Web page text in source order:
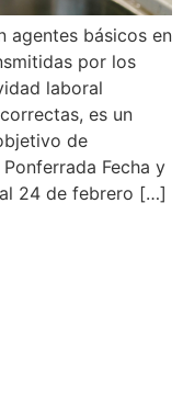
agentes básicos en
por los
laboral
es un
de
Fecha y
24 de febrero […]